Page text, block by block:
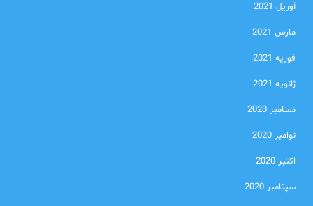
آوریل 2021
مارس 2021
فوریه 2021
ژانویه 2021
دسامبر 2020
نوامبر 2020
اکتبر 2020
سپتامبر 2020